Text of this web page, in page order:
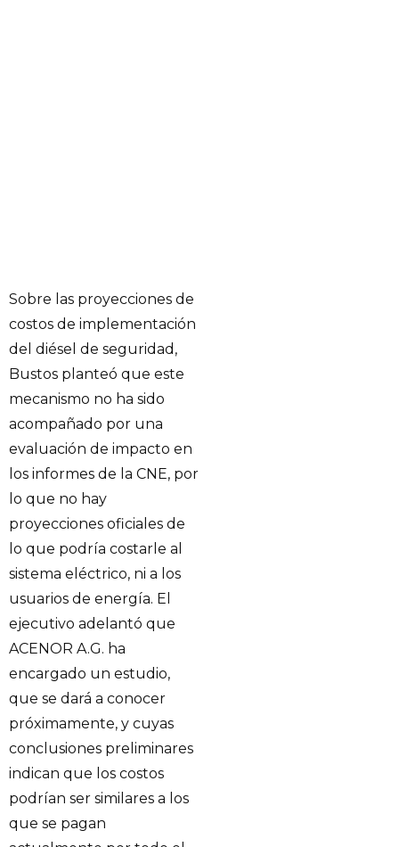
Sobre las proyecciones de
costos de implementación
del diésel de seguridad,
Bustos planteó que este
mecanismo no ha sido
acompañado por una
evaluación de impacto en
los informes de la CNE, por
lo que no hay
proyecciones oficiales de
lo que podría costarle al
sistema eléctrico, ni a los
usuarios de energía. El
ejecutivo adelantó que
ACENOR A.G. ha
encargado un estudio,
que se dará a conocer
próximamente, y cuyas
conclusiones preliminares
indican que los costos
podrían ser similares a los
que se pagan